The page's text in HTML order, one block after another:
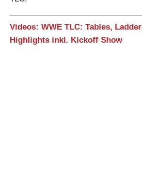
Videos: WWE TLC: Tables,
Highlights inkl. Kickoff Show